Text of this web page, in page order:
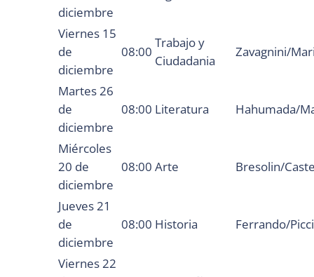
diciembre
Viernes 15
de
diciembre
08:00
Trabajo y
Ciudadania
Zavagnini/
Martes 26
de
diciembre
08:00 Literatura Hahumada/
Miércoles
20 de
diciembre
08:00 Arte Bresolin/
Jueves 21
de
diciembre
08:00 Historia Ferrando/
Viernes 22